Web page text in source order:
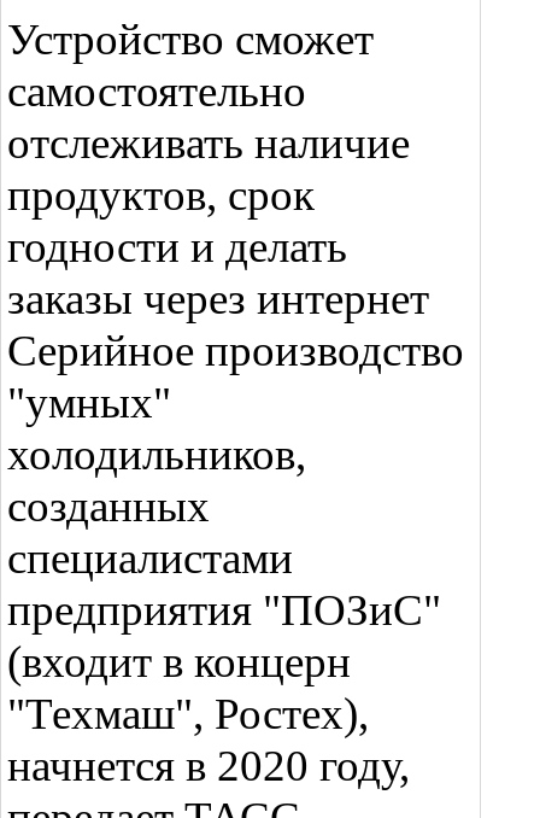
Устройство сможет
самостоятельно
отслеживать наличие
продуктов, срок
годности и делать
заказы через интернет
Серийное производство
"умных"
холодильников,
созданных
специалистами
предприятия "ПОЗиС"
(входит в концерн
"Техмаш", Ростех),
начнется в 2020 году,